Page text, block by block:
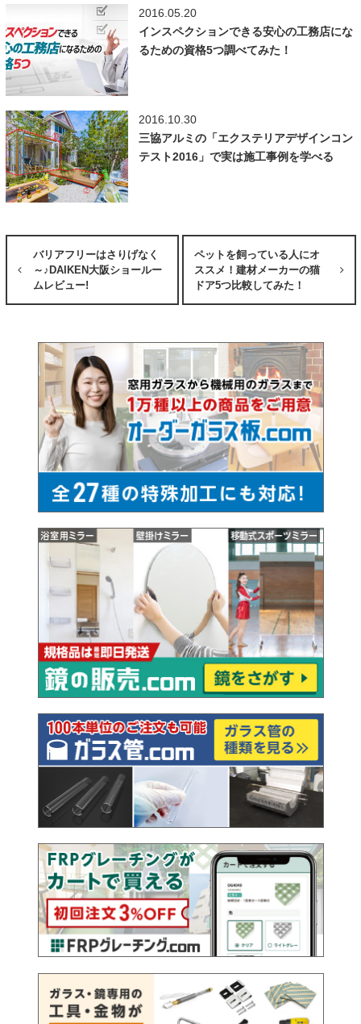
2016.05.20
インスペクションできる安心の工務店にな
るための資格5つ調べてみた！
2016.10.30
三協アルミの「エクステリアデザインコン
テスト2016」で実は施工事例を学べる
バリアフリーはさりげなく
～♪DAIKEN大阪ショールー
ムレビュー!
ペットを飼っている人にオ
ススメ！建材メーカーの猫
ドア5つ比較してみた！